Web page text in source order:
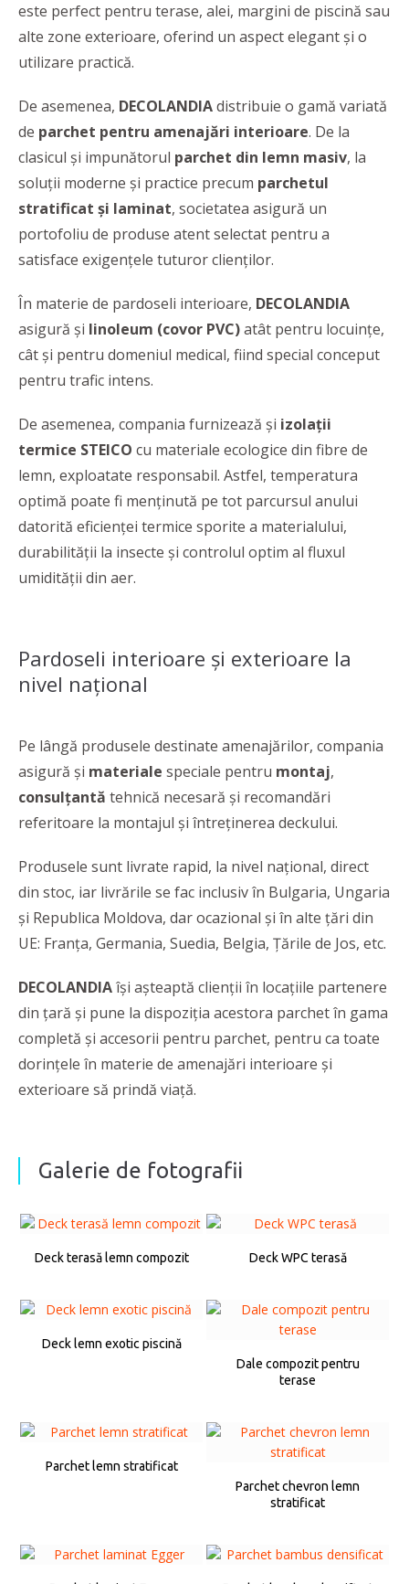
este perfect pentru terase, alei, margini de piscină sau
alte zone exterioare, oferind un aspect elegant și o
utilizare practică.
De asemenea, DECOLANDIAdistribuie o gamă variată
de parchet pentru amenajări interioare. De la
clasicul și impunătorul parchet din lemn masiv, la
soluții moderne și practice precum parchetul
stratificat și laminat, societatea asigură un
portofoliu de produse atent selectat pentru a
satisface exigențele tuturor clienților.
În materie de pardoseli interioare, DECOLANDIA
asigură și linoleum (covor PVC)atât pentru locuințe,
cât și pentru domeniul medical, fiind special conceput
pentru trafic intens.
De asemenea, compania furnizează și izolații
termice STEICO cu materiale ecologice din fibre de
lemn, exploatate responsabil. Astfel, temperatura
optimă poate fi menținută pe tot parcursul anului
datorită eficienței termice sporite a materialului,
durabilității la insecte și controlul optim al fluxul
umidității din aer.
Pardoseli interioare și exterioare la
nivel național
Pe lângă produsele destinate amenajărilor, compania
asigură și materiale speciale pentru montaj,
consulţantă tehnică necesară şi recomandări
referitoare la montajul şi întreţinerea deckului.
Produsele sunt livrate rapid, la nivel național, direct
din stoc, iar livrările se fac inclusiv în Bulgaria, Ungaria
şi Republica Moldova, dar ocazional şi în alte ţări din
UE: Franţa, Germania, Suedia, Belgia, Ţările de Jos, etc.
DECOLANDIAîși așteaptă clienții în locațiile partenere
din țară și pune la dispoziția acestora parchet în gama
completă și accesorii pentru parchet, pentru ca toate
dorințele în materie de amenajări interioare și
exterioare să prindă viață.
Galerie de fotografii
Deck terasă lemn compozit Deck WPC terasă
Deck lemn exotic piscină
Dale compozit pentru
terase
Parchet lemn stratificat
Parchet chevron lemn
stratificat